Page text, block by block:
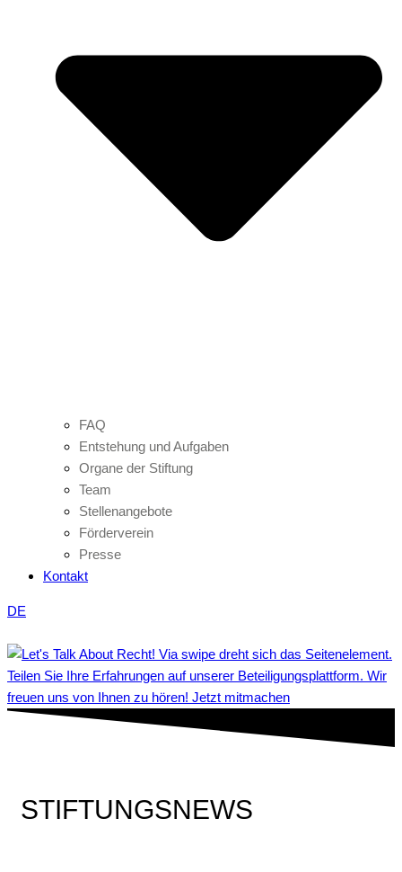
FAQ
Entstehung und Aufgaben
Organe der Stiftung
Team
Stellenangebote
Förderverein
Presse
Kontakt
DE
Teilen Sie Ihre Erfahrungen auf unserer Beteiligungsplattform. Wir
freuen uns von Ihnen zu hören! Jetzt mitmachen
STIFTUNGSNEWS